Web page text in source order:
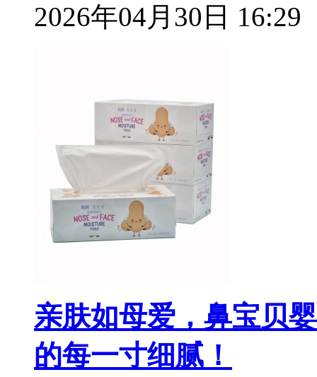
2026年04月30日 16:29
亲肤如母爱，鼻宝贝
的每一寸细腻！